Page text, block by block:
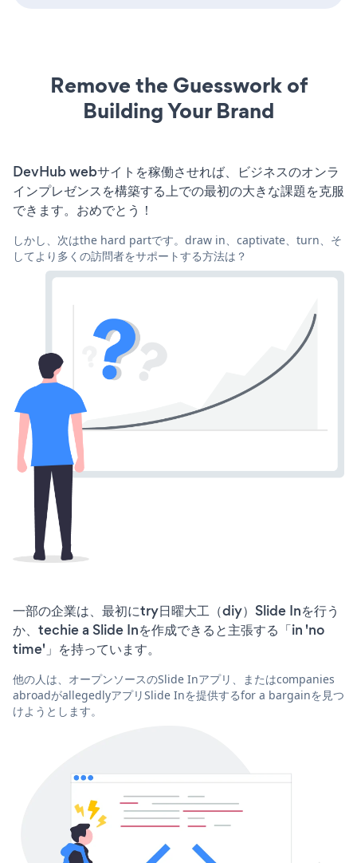
Remove the Guesswork of
Building Your Brand
DevHub webサイトを稼働させれば、ビジネスのオンラ
インプレゼンスを構築する上での最初の大きな課題を克服
できます。おめでとう！
しかし、次はthe hard partです。draw in、captivate、turn、そ
してより多くの訪問者をサポートする方法は？
一部の企業は、最初にtry日曜大工（diy）Slide Inを行う
か、techie a Slide Inを作成できると主張する「in 'no
time'」を持っています。
他の人は、オープンソースのSlide Inアプリ、またはcompanies
abroadがallegedlyアプリSlide Inを提供するfor a bargainを見つ
けようとします。